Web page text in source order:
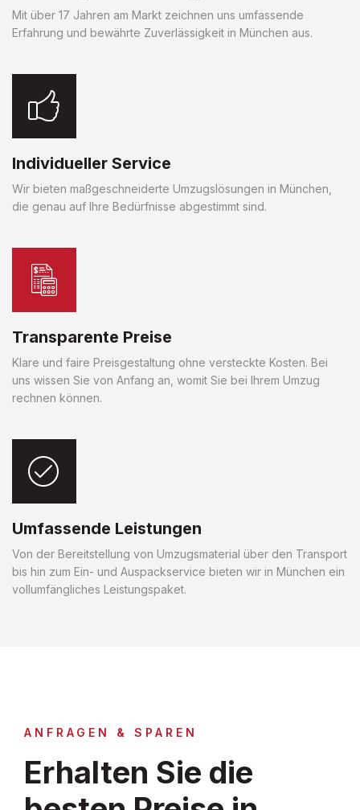
Mit über 17 Jahren am Markt zeichnen uns umfassende
Erfahrung und bewährte Zuverlässigkeit in München aus.
Individueller Service
Wir bieten maßgeschneiderte Umzugslösungen in München,
die genau auf Ihre Bedürfnisse abgestimmt sind.
Transparente Preise
Klare und faire Preisgestaltung ohne versteckte Kosten. Bei
uns wissen Sie von Anfang an, womit Sie bei Ihrem Umzug
rechnen können.
Umfassende Leistungen
Von der Bereitstellung von Umzugsmaterial über den Transport
bis hin zum Ein- und Auspackservice bieten wir in München ein
vollumfängliches Leistungspaket.
ANFRAGEN & SPAREN
Erhalten Sie die